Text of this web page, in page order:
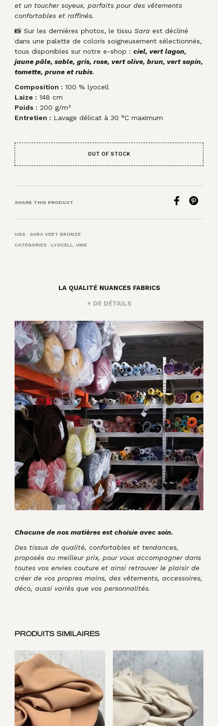
et un toucher soyeux, parfaits pour des vêtements
confortables et raffinés.
📸 Sur les dernières photos, le tissu Sara est décliné
dans une palette de coloris soigneusement sélectionnés,
tous disponibles sur notre e-shop : ciel, vert lagon,
jaune pâle, sable, gris, rose, vert olive, brun, vert sapin,
tomette, prune et rubis.
Composition : 100 % lyocell
Laize : 148 cm
Poids : 200 g/m²
Entretien : Lavage délicat à 30 °C maximum
OUT OF STOCK
SHARE THIS PRODUCT
UGS : SARA VERT BRONZE
CATÉGORIES : LYOCELL, UNIE
LA QUALITÉ NUANCES FABRICS
+ DE DÉTAILS
Chacune de nos matières est choisie avec soin.
Des tissus de qualité, confortables et tendances,
proposés au meilleur prix, pour vous accompagner dans
toutes vos envies couture et ainsi retrouver le plaisir de
créer de vos propres mains, des vêtements, accessoires,
déco, aussi variés que vos personnalités.
PRODUITS SIMILAIRES